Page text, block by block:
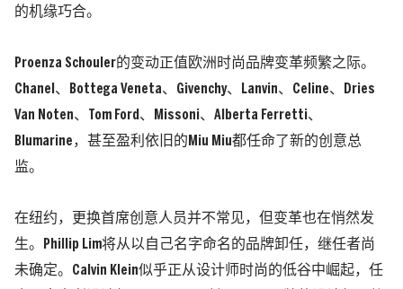
的机缘巧合。
Proenza Schouler的变动正值欧洲时尚品牌变革频繁之际。
Chanel、Bottega Veneta、Givenchy、Lanvin、Celine、Dries
Van Noten、Tom Ford、Missoni、Alberta Ferretti、
Blumarine，甚至盈利依旧的Miu Miu都任命了新的创意总
监。
在纽约，更换首席创意人员并不常见，但变革也在悄然发
生。Phillip Lim将从以自己名字命名的品牌卸任，继任者尚
未确定。Calvin Klein似乎正从设计师时尚的低谷中崛起，任